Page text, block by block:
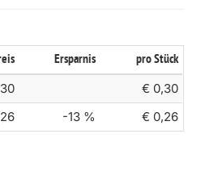
Ersparnis pro Stück
€ 0,30
-13 % € 0,26